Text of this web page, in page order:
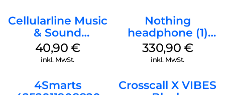
Cellularline Music
& Sound
Bluetooth
Headphone MAXI
40,90 €
inkl. MwSt.
Nothing
headphone (1)
Schwarz
330,90 €
inkl. MwSt.
4Smarts
Crosscall X VIBES